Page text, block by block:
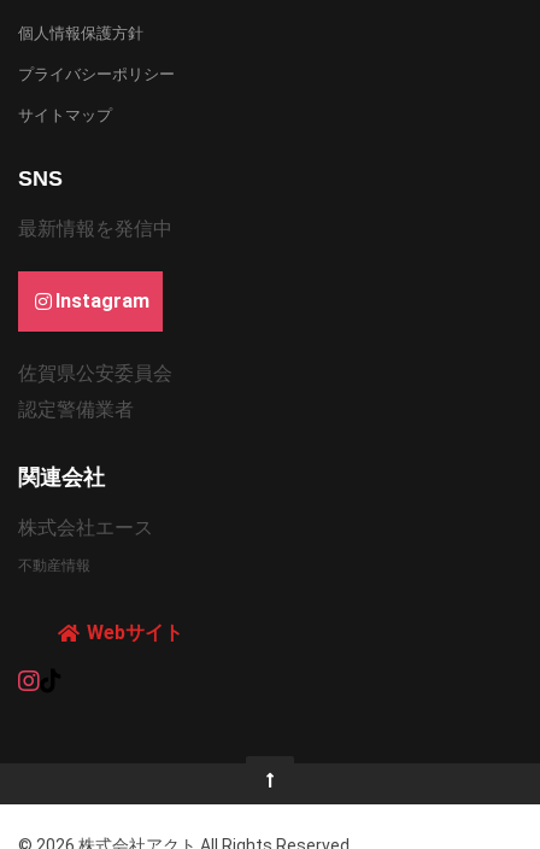
個人情報保護方針
プライバシーポリシー
サイトマップ
SNS
最新情報を発信中
Instagram
佐賀県公安委員会
認定警備業者
関連会社
株式会社エース
不動産情報
Webサイト